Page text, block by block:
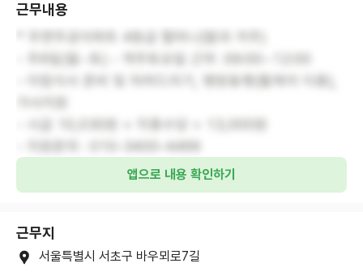
근무내용
앱으로 내용 확인하기
근무지
서울특별시 서초구 바우뫼로7길